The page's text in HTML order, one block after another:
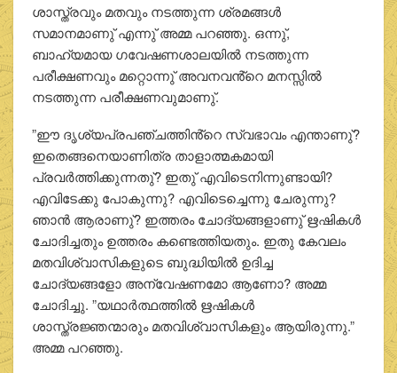
ശാസ്ത്രവും മതവും നടത്തുന്ന ശ്രമങ്ങൾ
സമാനമാണു് എന്നു് അമ്മ പറഞ്ഞു. ഒന്നു്,
ബാഹ്യമായ ഗവേഷണശാലയിൽ നടത്തുന്ന
പരീക്ഷണവും മറ്റൊന്നു് അവനവൻ്റെ മനസ്സിൽ
നടത്തുന്ന പരീക്ഷണവുമാണു്.
”ഈ ദൃശ്യപ്രപഞ്ചത്തിൻ്റെ സ്വഭാവം എന്താണു്?
ഇതെങ്ങനെയാണിത്ര താളാത്മകമായി
പ്രവർത്തിക്കുന്നതു്? ഇതു് എവിടെനിന്നുണ്ടായി?
എവിടേക്കു പോകുന്നു? എവിടെച്ചെന്നു ചേരുന്നു?
ഞാൻ ആരാണു്? ഇത്തരം ചോദ്യങ്ങളാണു് ഋഷികൾ
ചോദിച്ചതും ഉത്തരം കണ്ടെത്തിയതും. ഇതു കേവലം
മതവിശ്വാസികളുടെ ബുദ്ധിയിൽ ഉദിച്ച
ചോദ്യങ്ങളോ അന്വേഷണമോ ആണോ? അമ്മ
ചോദിച്ചു. ”യഥാർത്ഥത്തിൽ ഋഷികൾ
ശാസ്ത്രജ്ഞന്മാരും മതവിശ്വാസികളും ആയിരുന്നു.”
അമ്മ പറഞ്ഞു.